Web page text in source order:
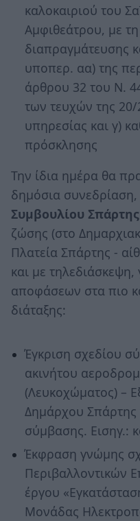
καλοκαιριού του
Αμφιθεάτρου, με τη
διαπραγμάτευσης
υποπερ. αα) της
άρθρου 32 του Ν.
των τευχών της 20/
υπηρεσίας και γ)
πρόσκλησης
Την ίδια ημέρα θα
δημόσια συνεδρίαση,
Συμβουλίου Σπάρτης
ζώσης (στο
Πλατεία Σπάρτης -
και με
αποφάσεων στα πιο
διάταξης:
Έγκριση σχεδίου
ακινήτου
(Λευκοχώματος) –
Δημάρχου Σπάρτης
σύμβασης. Εισηγ.:
Έκφραση γνώμης
Περιβαλλοντικών
έργου
Μονάδας